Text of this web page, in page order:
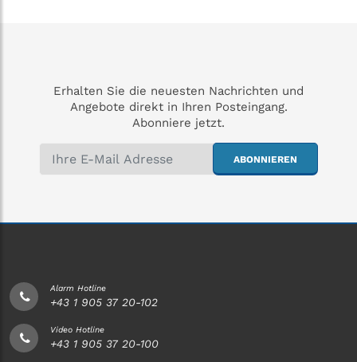
Erhalten Sie die neuesten Nachrichten und
Angebote direkt in Ihren Posteingang.
Abonniere jetzt.
ABONNIEREN
Alarm Hotline
+43 1 905 37 20-102
Video Hotline
+43 1 905 37 20-100